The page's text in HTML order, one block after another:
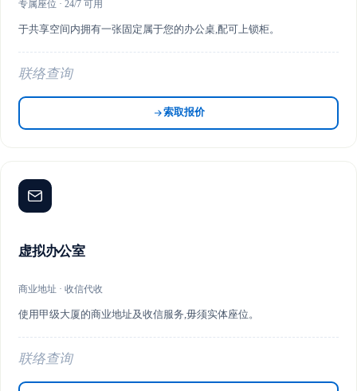
专属座位 · 24/7 可用
于共享空间内拥有一张固定属于您的办公桌,配可上锁柜。
联络查询
索取报价
虚拟办公室
商业地址 · 收信代收
使用甲级大厦的商业地址及收信服务,毋须实体座位。
联络查询